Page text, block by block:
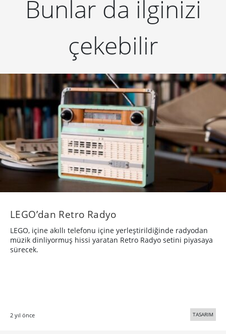
Bunlar da ilginizi
çekebilir
LEGO’dan Retro Radyo
LEGO, içine akıllı telefonu içine yerleştirildiğinde radyodan
müzik dinliyormuş hissi yaratan Retro Radyo setini piyasaya
sürecek.
2 yıl önce TASARIM